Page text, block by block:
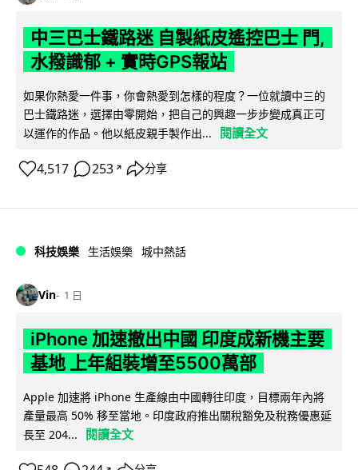
中三巴士鐵路迷 自製紙皮遙控巴士 門,
水撥識郁 + 實時GPS報站
如果你熱愛一件事，你會熱愛到怎樣的程度？一位就讀中三的
巴士鐵路迷，選擇由零開始，把自己的興趣一步步變成真正可
以運作的作品。他以紙皮親手製作出...
閱讀全文
4,517 253 ↗ 分享
科技娛樂 生活娛樂 城中熱話
Vin 1 日
iPhone 加速撤出中國 印度成新機主要
基地 上年組裝增至5500萬部
Apple 加速將 iPhone 生產線由中國轉往印度，目標兩年內將
產量最高 50% 移至當地。印度政府推出關稅豁免及稅務優惠延
長至 204...
閱讀全文